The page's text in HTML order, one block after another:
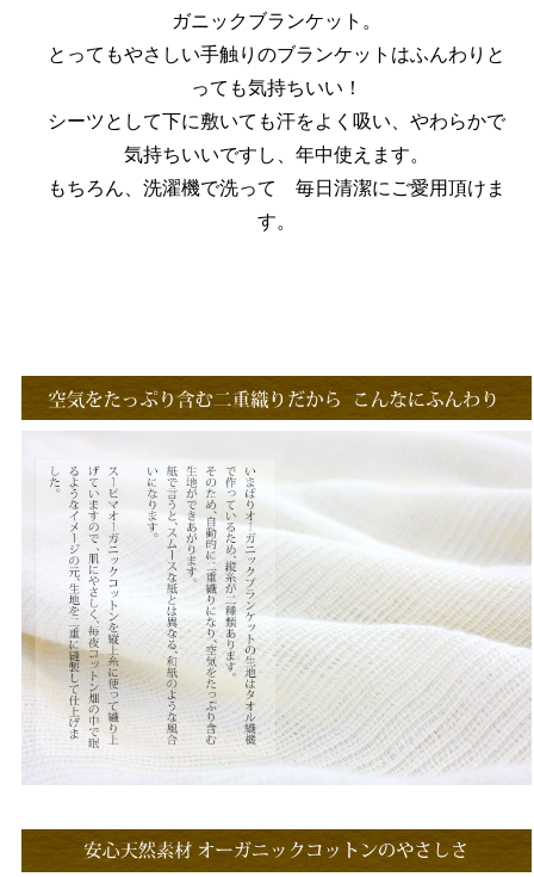
ガニックブランケット。
とってもやさしい手触りのブランケットはふんわりと
っても気持ちいい！
シーツとして下に敷いても汗をよく吸い、やわらかで
気持ちいいですし、年中使えます。
もちろん、洗濯機で洗って 毎日清潔にご愛用頂けま
す。